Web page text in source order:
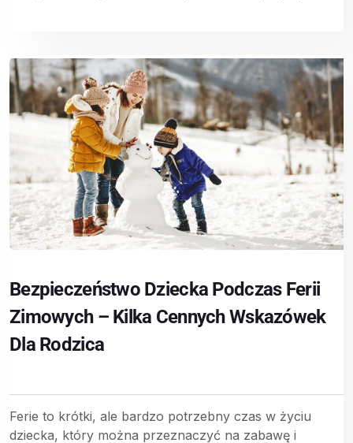
Bezpieczeństwo Dziecka Podczas Ferii
Zimowych – Kilka Cennych Wskazówek
Dla Rodzica
Ferie to krótki, ale bardzo potrzebny czas w życiu
dziecka, który można przeznaczyć na zabawę i